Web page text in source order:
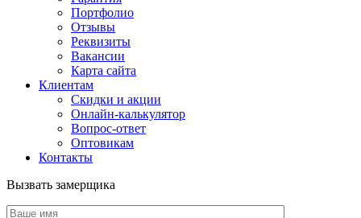
Портфолио
Отзывы
Реквизиты
Вакансии
Карта сайта
Клиентам
Скидки и акции
Онлайн-калькулятор
Вопрос-ответ
Оптовикам
Контакты
Вызвать замерщика